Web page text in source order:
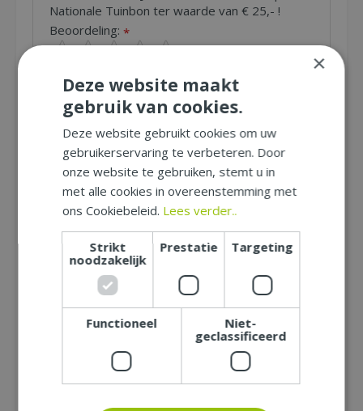
Nationale Tuinbon ter waarde van € 25,- !
Beoordeling: *
Uw mening over dit product:*
Let op: deze recensie gaat over het product en niet over
ons tuincentrum, de service of levering van uw bestelling. U
de look & feel en belangrijke eigenschappen.
Naam (zichtbaar op website):*
Plaats (zichtbaar op website):
E-mailadres (niet zichtbaar):*
×
Deze website maakt
gebruik van cookies.
Deze website gebruikt cookies om uw
gebruikerservaring te verbeteren. Door
onze website te gebruiken, stemt u in
met alle cookies in overeenstemming met
ons Cookiebeleid. Lees verder..
Strikt
noodzakelijk
Prestatie Targeting
Functioneel
Niet-
geclassificeerd